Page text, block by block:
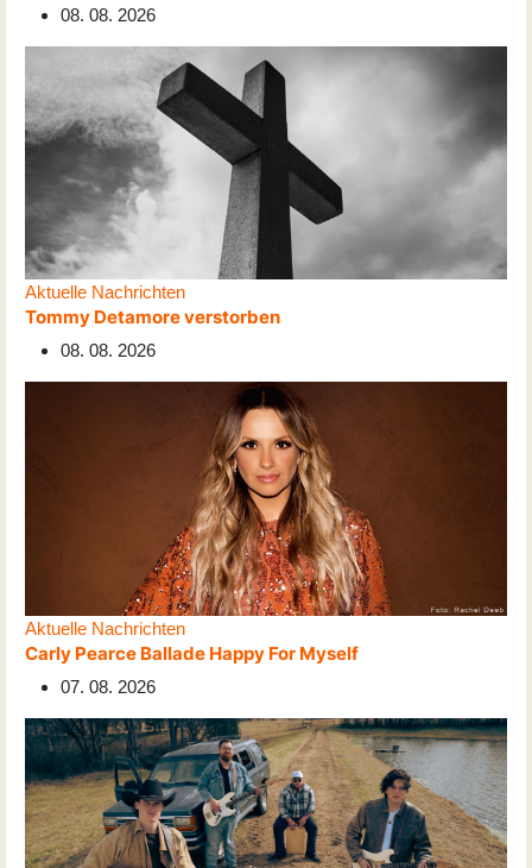
08. 08. 2026
Aktuelle Nachrichten
Tommy Detamore verstorben
08. 08. 2026
Aktuelle Nachrichten
Carly Pearce Ballade Happy For Myself
07. 08. 2026